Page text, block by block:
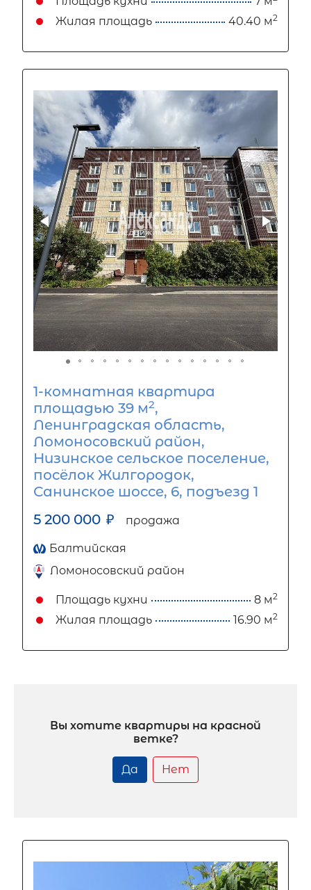
Жилая площадь 40.40 м2
1-комнатная квартира
площадью 39 м2,
Ленинградская область,
Ломоносовский район,
Низинское сельское поселение,
посёлок Жилгородок,
Санинское шоссе, 6, подъезд 1
5 200 000 ₽ продажа
Балтийская
Ломоносовский район
Площадь кухни 8 м2
Жилая площадь 16.90 м2
Вы хотите квартиры на красной
ветке?
Да Нет